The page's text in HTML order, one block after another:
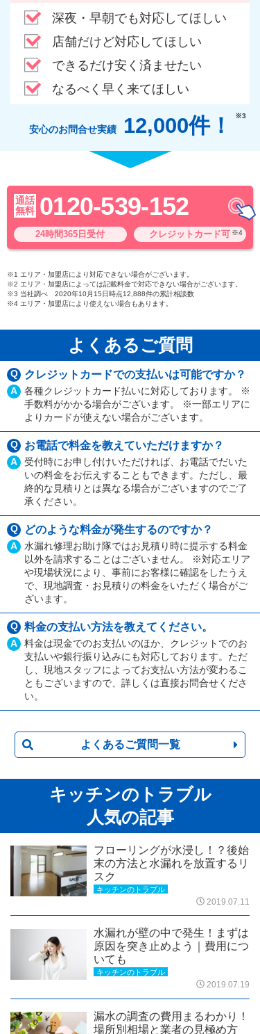
深夜・早朝でも対応してほしい
店舗だけど対応してほしい
できるだけ安く済ませたい
なるべく早く来てほしい
安心のお問合せ実績 12,000件！ ※3
通話
無料 0120-539-152
24時間365日受付 クレジットカード可 ※4
※1 エリア・加盟店により対応できない場合がございます。
※2 エリア・加盟店によっては記載料金で対応できない場合がございます。
※3 当社調べ 2020年10月15日時点12,888件の累計相談数
※4 エリア・加盟店により使えない場合もあります。
よくあるご質問
Q クレジットカードでの支払いは可能ですか？
A
各種クレジットカード払いに対応しております。 ※
手数料がかかる場合がございます。 ※一部エリアに
よりカードが使えない場合がございます。
Q お電話で料金を教えていただけますか？
A
受付時にお申し付けいただければ、お電話でだいた
いの料金をお伝えすることもできます。ただし、最
終的な見積りとは異なる場合がございますのでご了
承ください。
Q どのような料金が発生するのですか？
A
水漏れ修理お助け隊ではお見積り時に提示する料金
以外を請求することはございません。 ※対応エリア
や現場状況により、事前にお客様に確認をしたうえ
で、現地調査・お見積りの料金をいただく場合がご
ざいます。
Q 料金の支払い方法を教えてください。
A
料金は現金でのお支払いのほか、クレジットでのお
支払いや銀行振り込みにも対応しております。ただ
し、現地スタッフによってお支払い方法が変わるこ
ともございますので、詳しくは直接お問合せくださ
い。
よくあるご質問一覧
キッチンのトラブル
人気の記事
フローリングが水浸し！？後始
末の方法と水漏れを放置するリ
スク
キッチンのトラブル
2019.07.11
水漏れが壁の中で発生！まずは
原因を突き止めよう｜費用につ
いても
キッチンのトラブル
2019.07.19
漏水の調査の費用まるわかり！
場所別相場と業者の見極め方